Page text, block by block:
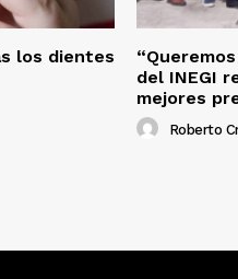
los dientes
del INEGI
mejores
Roberto